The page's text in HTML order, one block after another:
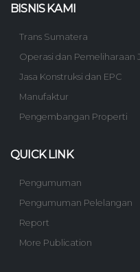
BISNIS KAMI
Trans Sumatera
Operasi dan Pemeliharaan
Jasa Konstruksi dan EPC
Manufaktur
Pengembangan Properti
QUICK LINK
Pengumuman
Pengumuman Pelelangan
Report
More Publication